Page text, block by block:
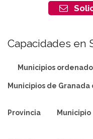
Capacidades en
Municipios
Municipios de
Provincia Municipio